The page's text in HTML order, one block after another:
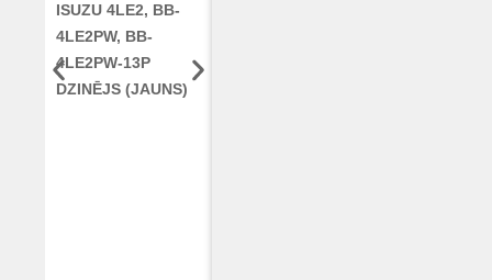
ISUZU 4LE2, BB-
4LE2PW, BB-
4LE2PW-13P
DZINĒJS (JAUNS)